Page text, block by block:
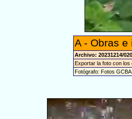
A - Obras
Archivo: 20231214/
Exportar la foto con
Fotógrafo: Fotos